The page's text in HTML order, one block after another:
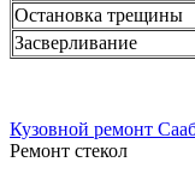
Остановка трещины
Засверливание
Кузовной ремонт
Ремонт стекол